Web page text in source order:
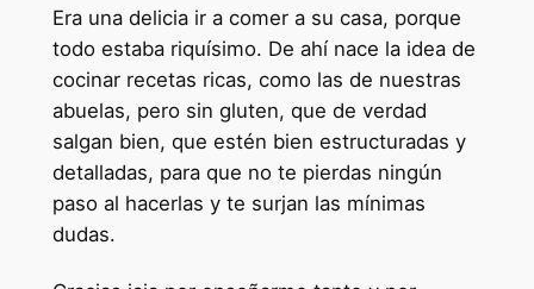
Era una delicia ir a comer a su casa, porque
todo estaba riquísimo. De ahí nace la idea de
cocinar recetas ricas, como las de nuestras
abuelas, pero sin gluten, que de verdad
salgan bien, que estén bien estructuradas y
detalladas, para que no te pierdas ningún
paso al hacerlas y te surjan las mínimas
dudas.